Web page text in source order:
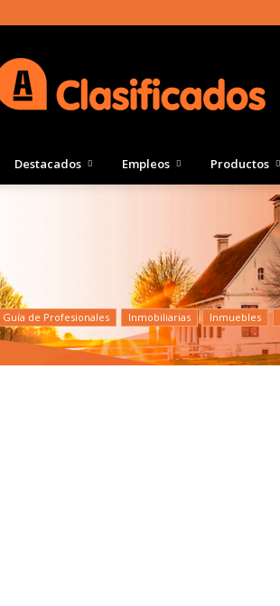
Actualidad
Destacados Empleos Productos
Guía de Profesionales Inmobiliarias Inmuebles